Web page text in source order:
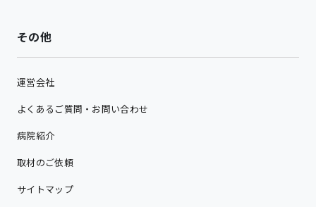
その他
運営会社
よくあるご質問・お問い合わせ
病院紹介
取材のご依頼
サイトマップ